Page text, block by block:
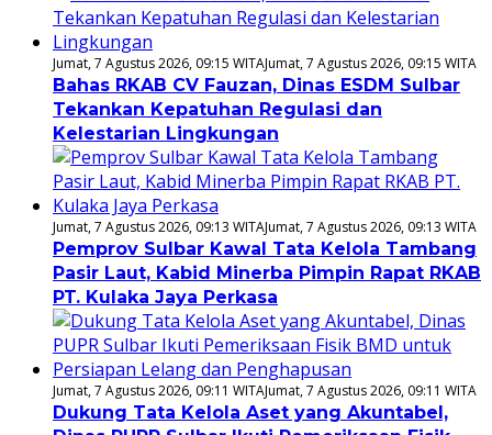
Jumat, 7 Agustus 2026, 09:15 WITAJumat, 7 Agustus 2026, 09:15 WITA
Bahas RKAB CV Fauzan, Dinas ESDM Sulbar
Tekankan Kepatuhan Regulasi dan
Kelestarian Lingkungan
Jumat, 7 Agustus 2026, 09:13 WITAJumat, 7 Agustus 2026, 09:13 WITA
Pemprov Sulbar Kawal Tata Kelola Tambang
Pasir Laut, Kabid Minerba Pimpin Rapat RKAB
PT. Kulaka Jaya Perkasa
Jumat, 7 Agustus 2026, 09:11 WITAJumat, 7 Agustus 2026, 09:11 WITA
Dukung Tata Kelola Aset yang Akuntabel,